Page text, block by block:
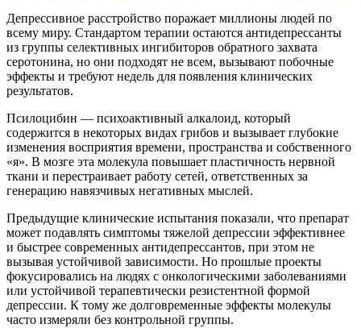
Депрессивное расстройство поражает миллионы людей по
всему миру. Стандартом терапии остаются антидепрессанты
из группы селективных ингибиторов обратного захвата
серотонина, но они подходят не всем, вызывают побочные
эффекты и требуют недель для появления клинических
результатов.
Псилоцибин — психоактивный алкалоид, который
содержится в некоторых видах грибов и вызывает глубокие
изменения восприятия времени, пространства и собственного
«я». В мозге эта молекула повышает пластичность нервной
ткани и перестраивает работу сетей, ответственных за
генерацию навязчивых негативных мыслей.
Предыдущие клинические испытания показали, что препарат
может подавлять симптомы тяжелой депрессии эффективнее
и быстрее современных антидепрессантов, при этом не
вызывая устойчивой зависимости. Но прошлые проекты
фокусировались на людях с онкологическими заболеваниями
или устойчивой терапевтически резистентной формой
депрессии. К тому же долговременные эффекты молекулы
часто измеряли без контрольной группы.